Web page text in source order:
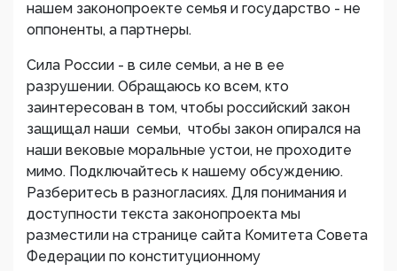
нашем законопроекте семья и государство - не
оппоненты, а партнеры.
Сила России - в силе семьи, а не в ее
разрушении. Обращаюсь ко всем, кто
заинтересован в том, чтобы российский закон
защищал наши семьи, чтобы закон опирался на
наши вековые моральные устои, не проходите
мимо. Подключайтесь к нашему обсуждению.
Разберитесь в разногласиях. Для понимания и
доступности текста законопроекта мы
разместили на странице сайта Комитета Совета
Федерации по конституционному